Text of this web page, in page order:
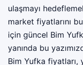
ulaşmayı
market fiyatlarını
için güncel Bim
yanında bu
Bim Yufka fiyatları,